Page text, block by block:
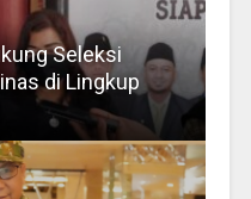
Seleksi
di Lingkup